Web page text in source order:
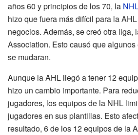
años 60 y principios de los 70, la
hizo que fuera más difícil para la
negocios. Además, se creó otra liga,
Association. Esto causó que
se mudaran.
Aunque la AHL llegó a tener 12
hizo un cambio importante. Para
jugadores, los equipos de la NHL
jugadores en sus plantillas. Esto
resultado, 6 de los 12 equipos de la